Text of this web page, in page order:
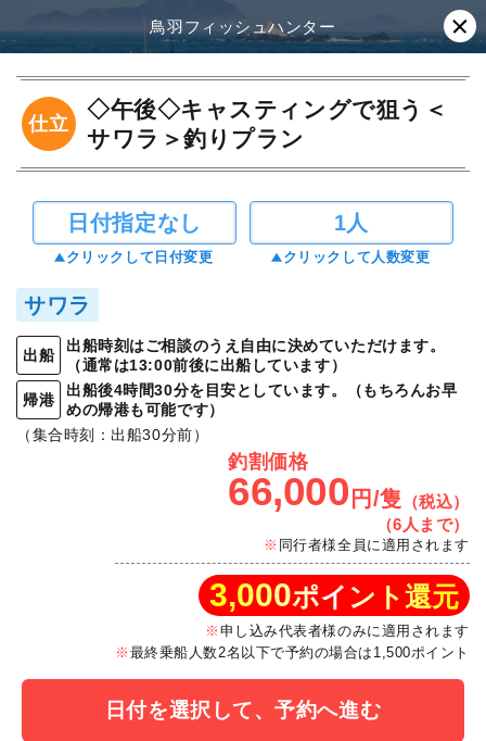
鳥羽フィッシュハンター
仕立
◇午後◇キャスティングで狙う＜
サワラ＞釣りプラン
日付指定なし
クリックして日付変更
1人
クリックして人数変更
サワラ
出船
出船時刻はご相談のうえ自由に決めていただけます。
（通常は13:00前後に出船しています）
帰港
出船後4時間30分を目安としています。（もちろんお早
めの帰港も可能です）
（集合時刻：出船30分前）
釣割価格
66,000 円/隻
（税込）
（6人まで）
同行者様全員に適用されます
3,000ポイント還元
申し込み代表者様のみに適用されます
最終乗船人数2名以下で予約の場合は1,500ポイント
日付を選択して、予約へ進む